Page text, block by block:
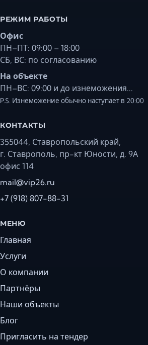
РЕЖИМ РАБОТЫ
Офис
ПН–ПТ: 09:00 – 18:00
СБ, ВС: по согласованию
На объекте
ПН–ВС: 09:00 и до изнеможения...
P.S. Изнеможение обычно наступает в 20:00
КОНТАКТЫ
355044, Ставропольский край,
г. Ставрополь, пр-кт Юности, д. 9А
офис 114
mail@vip26.ru
+7 (918) 807-88-31
МЕНЮ
Главная
Услуги
О компании
Партнёры
Наши объекты
Блог
Пригласить на тендер